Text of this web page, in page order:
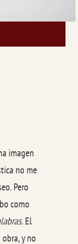
imagen
no me
Pero
como
. El
y no